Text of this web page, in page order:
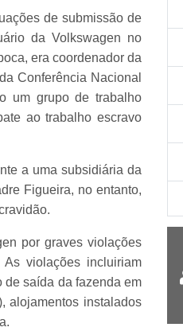
de submissão de
da Volkswagen no
era coordenador da
Conferência Nacional
um grupo de trabalho
ao trabalho escravo
a uma subsidiária da
Figueira, no entanto,
por graves violações
violações incluiriam
de saída da fazenda em
alojamentos instalados